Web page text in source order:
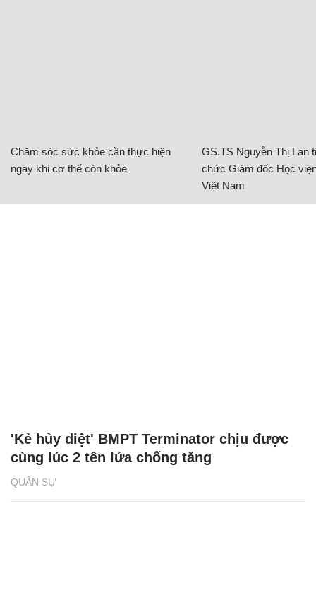
Chăm sóc sức khỏe cần thực hiện
ngay khi cơ thể còn khỏe
GS.TS Nguyễn Thị Lan
chức Giám đốc Học
Việt Nam
QUÂN SỰ
'Kẻ hủy diệt' BMPT Terminator chịu được
cùng lúc 2 tên lửa chống tăng